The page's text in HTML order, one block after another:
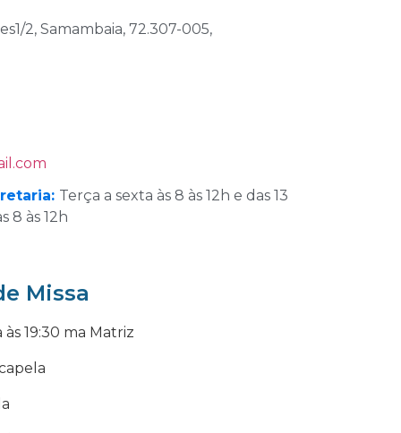
2, Samambaia, 72.307-005,
Terça a sexta às 8 às 12h e das 13
8 às 12h
Missa
19:30 ma Matriz